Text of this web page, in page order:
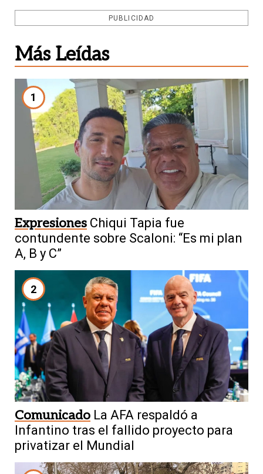
PUBLICIDAD
Más Leídas
1
Expresiones Chiqui Tapia fue
contundente sobre Scaloni: “Es mi plan
A, B y C”
2
Comunicado La AFA respaldó a
Infantino tras el fallido proyecto para
privatizar el Mundial